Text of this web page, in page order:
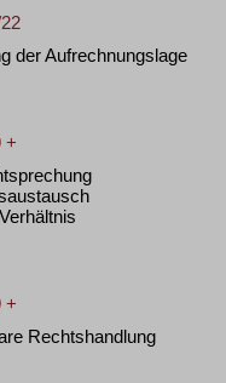
der Aufrechnungslage
+
+
Rechtshandlung